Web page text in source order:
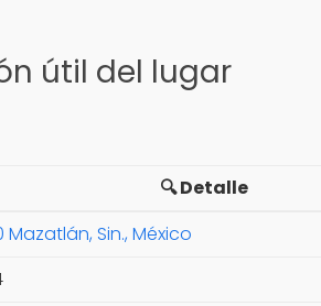
útil del lugar
🔍 Detalle
Sin., México